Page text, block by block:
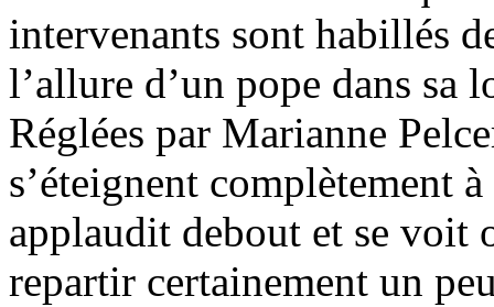
intervenants sont habillés
l’allure d’un pope dans sa
Réglées par Marianne
s’éteignent complètement
applaudit debout et se voit
repartir certainement un